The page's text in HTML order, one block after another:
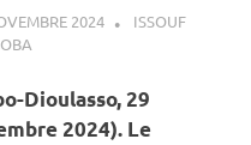
2024
ISSOUF
Dioulasso, 29
2024). Le